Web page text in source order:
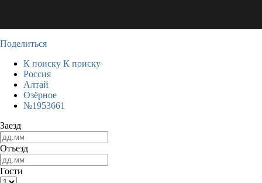
Поделиться
К поиску К поиску
Россия
Алтай
Озёрное
№1953661
Заезд
Отъезд
Гости